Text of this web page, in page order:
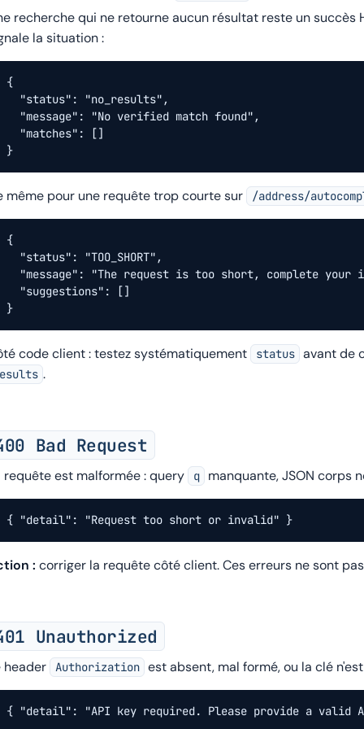
recherche qui ne retourne aucun résultat reste un succès
la situation :
{
  "status": "no_results",
  "message": "No verified match found",
  "matches": []
}
même pour une requête trop courte sur /address/
{
  "status": "TOO_SHORT",
"message": "The request is too short, complete your
  "suggestions": []
}
code client : testez systématiquement status avant de
.
Bad Request
requête est malformée : query q manquante, JSON corps
{ "detail": "Request too short or invalid" }
: corriger la requête côté client. Ces erreurs ne sont
Unauthorized
header Authorization est absent, mal formé, ou la clé
{ "detail": "API key required. Please provide a valid